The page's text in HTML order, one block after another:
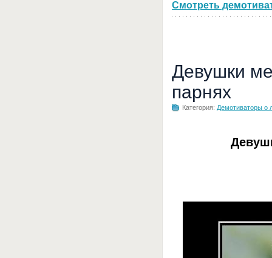
Смотреть
Девушки
парнях
Категория: Демотиваторы о